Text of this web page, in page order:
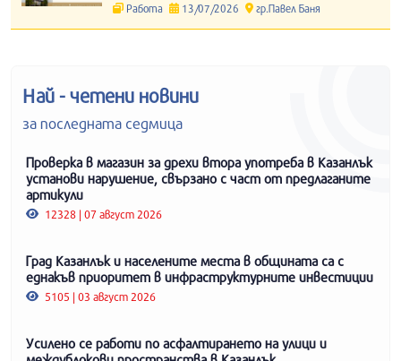
Работа 13/07/2026 гр.Павел Баня
Най - четени новини
за последната седмица
Проверка в магазин за дрехи втора употреба в Казанлък
установи нарушение, свързано с част от предлаганите
артикули
12328 | 07 август 2026
Град Казанлък и населените места в общината са с
еднакъв приоритет в инфраструктурните инвестиции
5105 | 03 август 2026
Усилено се работи по асфалтирането на улици и